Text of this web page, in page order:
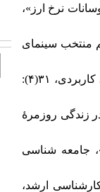
بر تورم و نوسانات نرخ ارز»،
در سه فیلم منتخب سینمای
۴. افراسیابی حسین و مریم بهارلوئی (۱۳۹۹) «پیامدهای تورم در زندگی روزمرۀ جوانان طبقۀ پایین»،جامعه شناسی کاربردی، ۳۱(۴):
در زندگی روزمرۀ
بنیاد»، جامعه شناسی
نامۀ کارشناسی ارشد،